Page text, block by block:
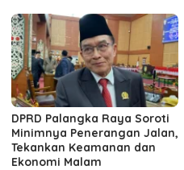
DPRD Palangka Raya Soroti
Minimnya Penerangan Jalan,
Tekankan Keamanan dan
Ekonomi Malam